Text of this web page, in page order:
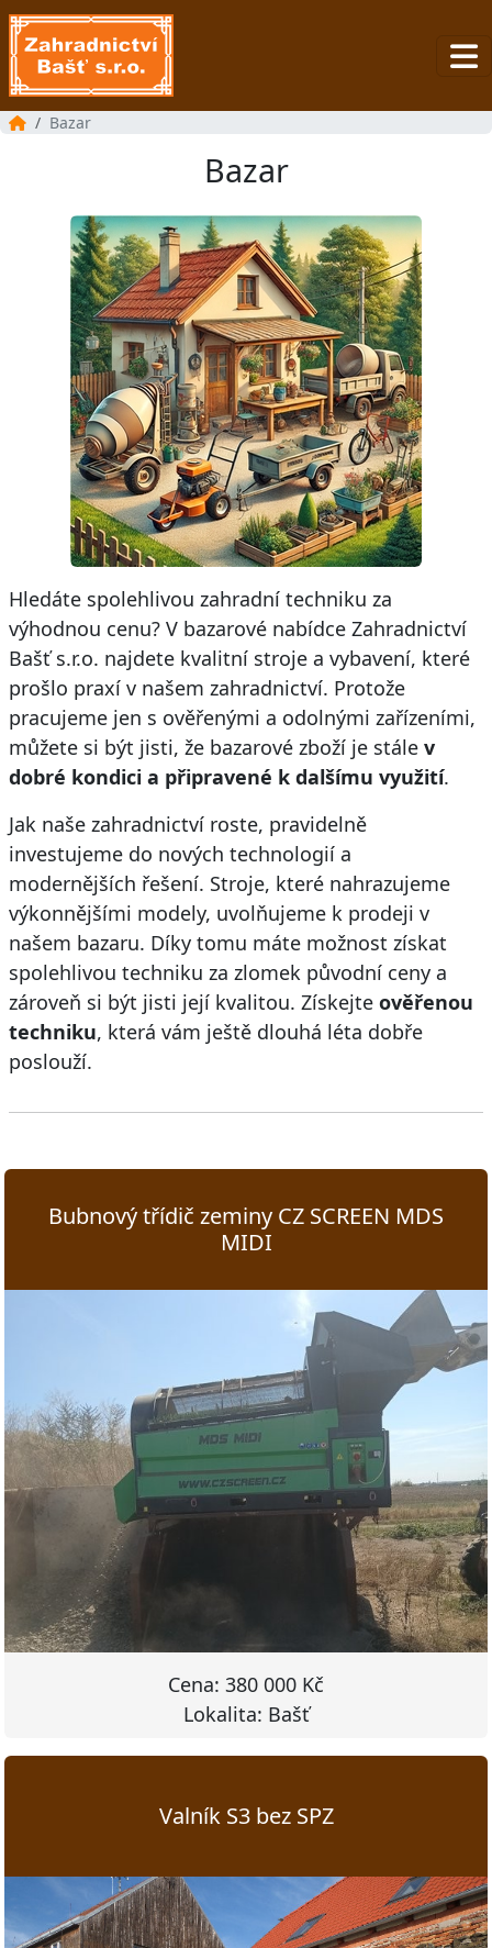
Bazar
Bazar
Hledáte spolehlivou zahradní techniku za
výhodnou cenu? V bazarové nabídce Zahradnictví
Bašť s.r.o. najdete kvalitní stroje a vybavení, které
prošlo praxí v našem zahradnictví. Protože
pracujeme jen s ověřenými a odolnými zařízeními,
můžete si být jisti, že bazarové zboží je stále v
dobré kondici a připravené k dalšímu využití.
Jak naše zahradnictví roste, pravidelně
investujeme do nových technologií a
modernějších řešení. Stroje, které nahrazujeme
výkonnějšími modely, uvolňujeme k prodeji v
našem bazaru. Díky tomu máte možnost získat
spolehlivou techniku za zlomek původní ceny a
zároveň si být jisti její kvalitou. Získejte ověřenou
techniku, která vám ještě dlouhá léta dobře
poslouží.
Bubnový třídič zeminy CZ SCREEN MDS
MIDI
Cena: 380 000 Kč
Lokalita: Bašť
Valník S3 bez SPZ